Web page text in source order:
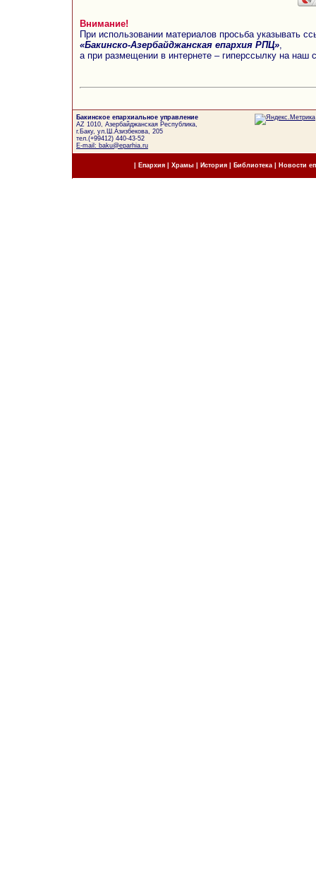
Внимание!
При использовании материалов просьба указывать
«Бакинско-Азербайджанская епархия РПЦ»
а при размещении в интернете – гиперссылку на наш
Бакинское епархиальное управление
AZ 1010, Азербайджанская Республика,
г.Баку, ул.Ш.Азизбекова, 205
тел.(+99412) 440-43-52
E-mail: baku@eparhia.ru
Епархия| Храмы История| Библиотека Новости